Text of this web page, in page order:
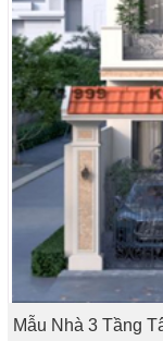
Mẫu Nhà 3 Tầng